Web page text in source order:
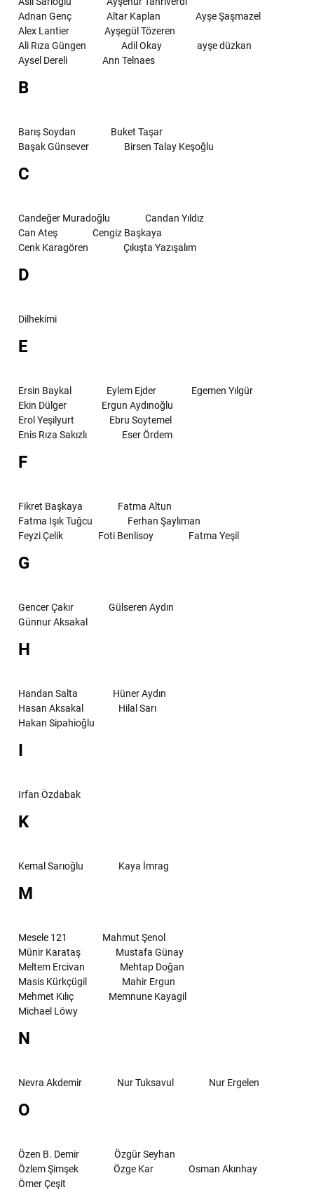
Adnan Genç
Altar Kaplan
Ayşe Şaşmazel
Alex Lantier
Ayşegül Tözeren
Ali Rıza Güngen
Adil Okay
ayşe düzkan
Aysel Dereli
Ann Telnaes
B
Barış Soydan
Buket Taşar
Başak Günsever
Birsen Talay Keşoğlu
C
Candeğer Muradoğlu
Candan Yıldız
Can Ateş
Cengiz Başkaya
Cenk Karagören
Çıkışta Yazışalım
D
Dilhekimi
E
Ersin Baykal Eylem Ejder
Egemen Yılgür
Ekin Dülger
Ergun Aydınoğlu
Erol Yeşilyurt
Ebru Soytemel
Enis Rıza Sakızlı
Eser Ördem
F
Fikret Başkaya
Fatma Altun
Fatma Işık Tuğcu
Ferhan Şaylıman
Feyzi Çelik
Foti Benlisoy Fatma Yeşil
G
Gencer Çakır
Gülseren Aydın
Günnur Aksakal
H
Handan Salta
Hüner Aydın
Hasan Aksakal
Hilal Sarı
Hakan Sipahioğlu
I
Irfan Özdabak
K
Kemal Sarıoğlu Kaya İmrag
M
Mesele 121
Mahmut Şenol
Münir Karataş
Mustafa Günay
Meltem Ercivan
Mehtap Doğan
Masis Kürkçügil
Mahir Ergun
Mehmet Kılıç
Memnune Kayagil
Michael Löwy
N
Nevra Akdemir Nur Tuksavul Nur Ergelen
O
Özen B. Demir
Özgür Seyhan
Özlem Şimşek
Özge Kar
Osman Akınhay
Ömer Çeşit